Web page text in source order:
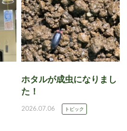
ホタルが成虫になりまし
た！
2026.07.06 トピック